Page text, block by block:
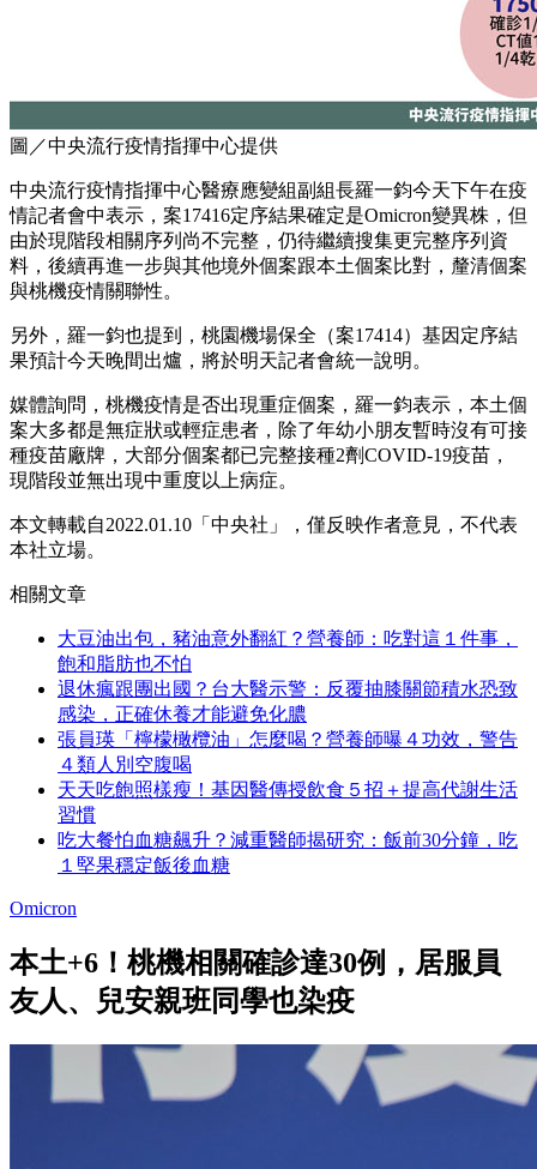
圖／中央流行疫情指揮中心提供
中央流行疫情指揮中心醫療應變組副組長羅一鈞今天下午在疫
情記者會中表示，案17416定序結果確定是Omicron變異株，但
由於現階段相關序列尚不完整，仍待繼續搜集更完整序列資
料，後續再進一步與其他境外個案跟本土個案比對，釐清個案
與桃機疫情關聯性。
另外，羅一鈞也提到，桃園機場保全（案17414）基因定序結
果預計今天晚間出爐，將於明天記者會統一說明。
媒體詢問，桃機疫情是否出現重症個案，羅一鈞表示，本土個
案大多都是無症狀或輕症患者，除了年幼小朋友暫時沒有可接
種疫苗廠牌，大部分個案都已完整接種2劑COVID-19疫苗，
現階段並無出現中重度以上病症。
本文轉載自2022.01.10「中央社」，僅反映作者意見，不代表
本社立場。
相關文章
大豆油出包，豬油意外翻紅？營養師：吃對這１件事，
飽和脂肪也不怕
退休瘋跟團出國？台大醫示警：反覆抽膝關節積水恐致
感染，正確休養才能避免化膿
張員瑛「檸檬橄欖油」怎麼喝？營養師曝４功效，警告
４類人別空腹喝
天天吃飽照樣瘦！基因醫傳授飲食５招＋提高代謝生活
習慣
吃大餐怕血糖飆升？減重醫師揭研究：飯前30分鐘，吃
１堅果穩定飯後血糖
Omicron
本土+6！桃機相關確診達30例，居服員
友人、兒安親班同學也染疫